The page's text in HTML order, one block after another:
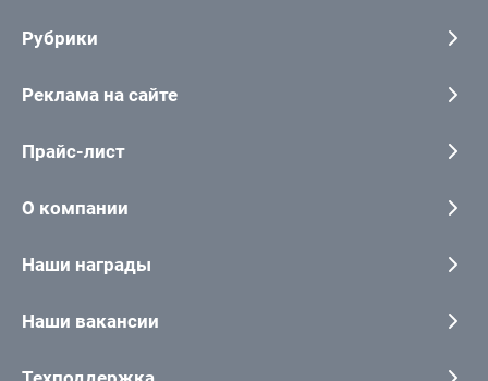
Рубрики
Реклама на сайте
Прайс-лист
О компании
Наши награды
Наши вакансии